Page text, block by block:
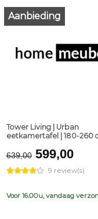
Aanbieding
Tower Living | Urban
eetkamertafel | 180-260
639,00 Original
price
was:
€639,00.
599,00
price
is:
9 review(s)
Voor 16.00u, vandaag